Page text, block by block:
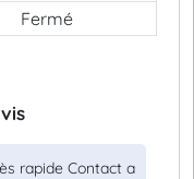
Fermé
rapide Contact a